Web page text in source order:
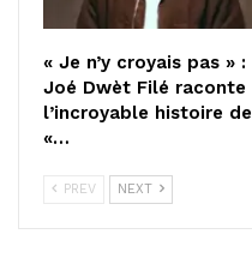
« Je n’y croyais pas » :
Joé Dwèt Filé raconte
l’incroyable histoire de
«…
PREV NEXT